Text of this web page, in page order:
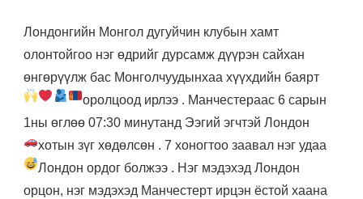
Лондонгийн Монгол дугуйчин клубын хамт
олонтойгоо нэг өдрийг дурсамж дүүрэн сайхан
өнгөрүүлж бас Монголчуудынхаа хүүхдийн баярт
оролцоод ирлээ . Манчестераас 6 сарын
1ны өглөө 07:30 минутанд Ээгий эгчтэй Лондон
хотын зүг хөдөлсөн . 7 хоногтоо заавал нэг удаа
Лондон ордог болжээ . Нэг мэдэхэд Лондон
орцон, нэг мэдэхэд Манчестерт ирцэн ёстой хаана